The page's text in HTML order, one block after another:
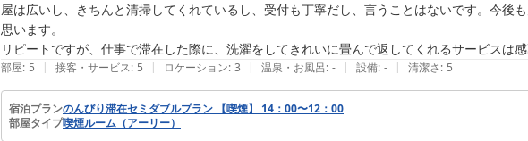
屋は広いし、きちんと清掃してくれているし、受付も丁寧だし、言うことはないです。今後
思います。
リピートですが、仕事で滞在した際に、洗濯をしてきれいに畳んで返してくれるサービスは感
部屋: 5 | 接客・サービス: 5 | ロケーション: 3 | 温泉・お風呂: - | 設備: - | 清潔さ: 5
宿泊プランのんびり滞在セミダブルプラン 【喫煙】 14：00〜12：00
部屋タイプ喫煙ルーム（アーリー）